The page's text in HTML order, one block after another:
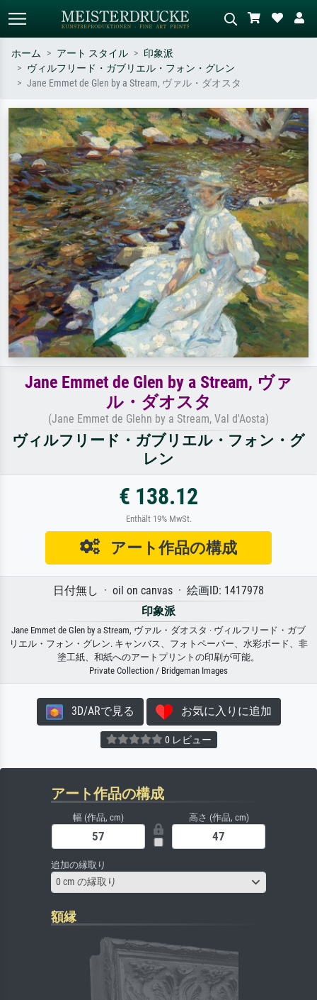
標準検索 AI画像検索
– 例：モネ、星月夜、印象派、北
斎の波、ヌード。
緑の草原、赤の多い抽象画、暗い
油絵、木のそばの立ち姿のヌー
ド。
ホーム アート スタイル
印象派
ヴィルフリード・ガブリエル・フォン・グレン
Jane Emmet de Glen by a Stream, ヴァル・ダオスタ
Jane Emmet de Glen by a Stream, ヴァ
ル・ダオスタ
(Jane Emmet de Glehn by a Stream, Val d'Aosta)
ヴィルフリード・ガブリエル・フォン・グ
レン
€ 138.12
Enthält 19% MwSt.
アート作品の構成
日付無し · oil on canvas · 絵画ID: 1417978
印象派
Jane Emmet de Glen by a Stream, ヴァル・ダオスタ · ヴィルフリード・ガブ
リエル・フォン・グレン. キャンバス、フォトペーパー、水彩ボード、非
塗工紙、和紙へのアートプリントの印刷が可能。
Private Collection / Bridgeman Images
3D/ARで見る お気に入りに追加
0 レビュー
アート作品の構成
幅 (作品, cm) 高さ (作品, cm)
追加の縁取り
0 cm の縁取り
額縁